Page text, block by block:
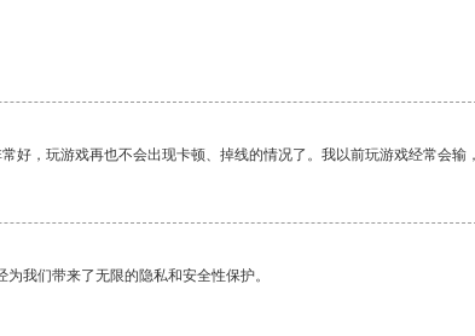
好，玩游戏再也不会出现卡顿、掉线的情况了。我以前玩游戏经常会输
我们带来了无限的隐私和安全性保护。